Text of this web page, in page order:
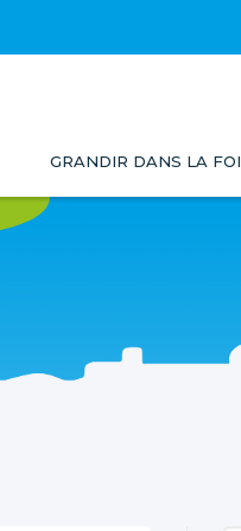
GRANDIR DANS LA FOI